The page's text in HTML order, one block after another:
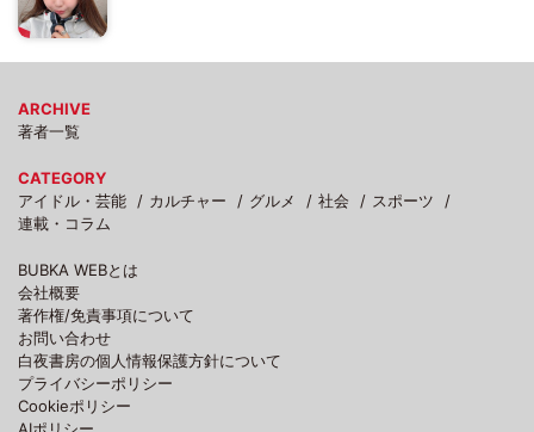
ARCHIVE
著者一覧
CATEGORY
アイドル・芸能
カルチャー グルメ 社会
スポーツ
連載・コラム
BUBKA WEBとは
会社概要
著作権/免責事項について
お問い合わせ
白夜書房の個人情報保護方針について
プライバシーポリシー
Cookieポリシー